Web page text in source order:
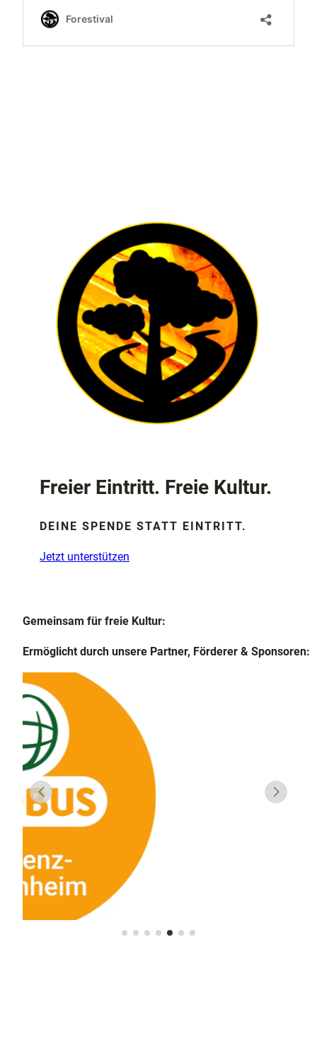
Freier Eintritt. Freie Kultur.
DEINE SPENDE STATT EINTRITT.
Jetzt unterstützen
Gemeinsam für freie Kultur:
Ermöglicht durch unsere Partner, Förderer & Sponsoren: